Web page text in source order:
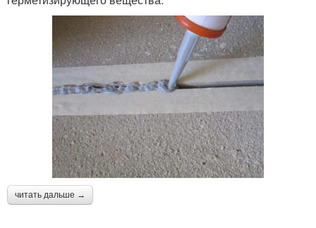
читать дальше →